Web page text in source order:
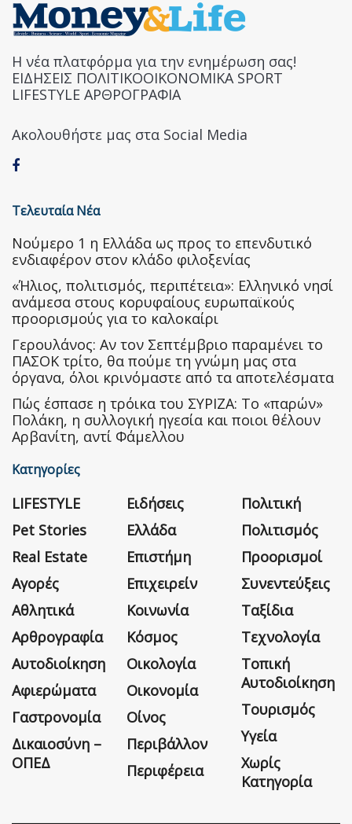
Η νέα πλατφόρμα για την ενημέρωση σας!
ΕΙΔΗΣΕΙΣ ΠΟΛΙΤΙΚΟΟΙΚΟΝΟΜΙΚΑ SPORT
LIFESTYLE ΑΡΘΡΟΓΡΑΦΙΑ
Ακολουθήστε μας στα Social Media
Τελευταία Νέα
Nούμερο 1 η Ελλάδα ως προς το επενδυτικό
ενδιαφέρον στον κλάδο φιλοξενίας
«Ήλιος, πολιτισμός, περιπέτεια»: Ελληνικό νησί
ανάμεσα στους κορυφαίους ευρωπαϊκούς
προορισμούς για το καλοκαίρι
Γερουλάνος: Αν τον Σεπτέμβριο παραμένει το
ΠΑΣΟΚ τρίτο, θα πούμε τη γνώμη μας στα
όργανα, όλοι κρινόμαστε από τα αποτελέσματα
Πώς έσπασε η τρόικα του ΣΥΡΙΖΑ: Το «παρών»
Πολάκη, η συλλογική ηγεσία και ποιοι θέλουν
Αρβανίτη, αντί Φάμελλου
Κατηγορίες
LIFESTYLE
Pet Stories
Real Estate
Αγορές
Αθλητικά
Αρθρογραφία
Αυτοδιοίκηση
Αφιερώματα
Γαστρονομία
Δικαιοσύνη –
ΟΠΕΔ
Ειδήσεις
Ελλάδα
Επιστήμη
Επιχειρείν
Κοινωνία
Κόσμος
Οικολογία
Οικονομία
Οίνος
Περιβάλλον
Περιφέρεια
Πολιτική
Πολιτισμός
Προορισμοί
Συνεντεύξεις
Ταξίδια
Τεχνολογία
Τοπική
Αυτοδιοίκηση
Τουρισμός
Υγεία
Χωρίς
Κατηγορία